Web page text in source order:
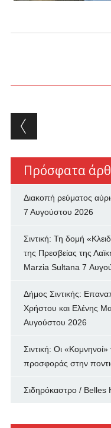
Post
Πρόσφατα
Διακοπή ρεύματος
7 Αυγούστου 2026
Σιντική: Τη δομή
της Πρεσβείας της
Marzia Sultana 7
Δήμος Σιντικής:
Χρήστου και Ελένης
Αυγούστου 2026
Σιντική: Οι
προσφοράς στην
Σιδηρόκαστρο / Belles